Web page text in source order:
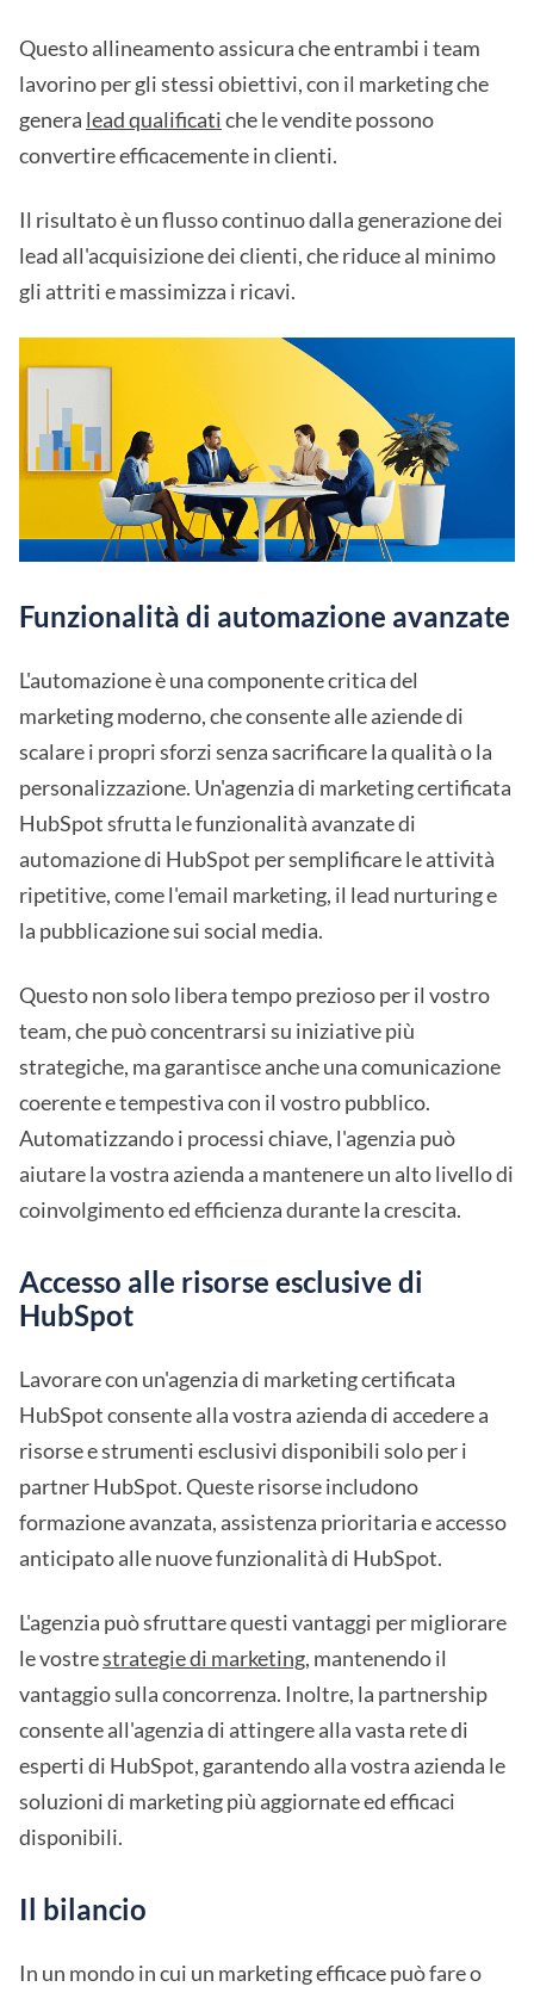
Questo allineamento assicura che entrambi i team
lavorino per gli stessi obiettivi, con il marketing che
genera lead qualificatiche le vendite possono
convertire efficacemente in clienti.
Il risultato è un flusso continuo dalla generazione dei
lead all'acquisizione dei clienti, che riduce al minimo
gli attriti e massimizza i ricavi.
Funzionalità di automazione avanzate
L'automazione è una componente critica del
marketing moderno, che consente alle aziende di
scalare i propri sforzi senza sacrificare la qualità o la
personalizzazione. Un'agenzia di marketing certificata
HubSpot sfrutta le funzionalità avanzate di
automazione di HubSpot per semplificare le attività
ripetitive, come l'email marketing, il lead nurturing e
la pubblicazione sui social media.
Questo non solo libera tempo prezioso per il vostro
team, che può concentrarsi su iniziative più
strategiche, ma garantisce anche una comunicazione
coerente e tempestiva con il vostro pubblico.
Automatizzando i processi chiave, l'agenzia può
aiutare la vostra azienda a mantenere un alto livello di
coinvolgimento ed efficienza durante la crescita.
Accesso alle risorse esclusive di
HubSpot
Lavorare con un'agenzia di marketing certificata
HubSpot consente alla vostra azienda di accedere a
risorse e strumenti esclusivi disponibili solo per i
partner HubSpot. Queste risorse includono
formazione avanzata, assistenza prioritaria e accesso
anticipato alle nuove funzionalità di HubSpot.
L'agenzia può sfruttare questi vantaggi per migliorare
le vostrestrategie di marketing, mantenendo il
vantaggio sulla concorrenza. Inoltre, la partnership
consente all'agenzia di attingere alla vasta rete di
esperti di HubSpot, garantendo alla vostra azienda le
soluzioni di marketing più aggiornate ed efficaci
disponibili.
Il bilancio
In un mondo in cui un marketing efficace può fare o